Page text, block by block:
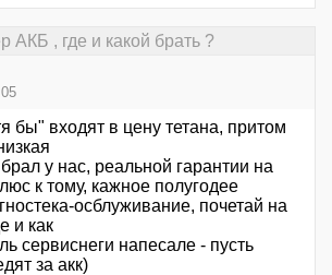
АКБ , где и какой брать ?
бы" входят в цену тетана, притом
у нас, реальной гарантии на
к тому, кажное полугодее
осблуживание, почетай на
и как
сервиснеги напесале - пусть
за акк)